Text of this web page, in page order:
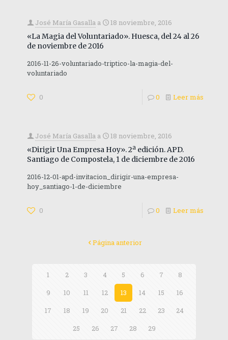
José María Gasalla a
18 noviembre, 2016
«La Magia del Voluntariado». Huesca, del 24 al 26
de noviembre de 2016
2016-11-26-voluntariado-triptico-la-magia-del-
voluntariado
0 0 Leer más
José María Gasalla a
18 noviembre, 2016
«Dirigir Una Empresa Hoy». 2ª edición. APD.
Santiago de Compostela, 1 de diciembre de 2016
2016-12-01-apd-invitacion_dirigir-una-empresa-
hoy_santiago-1-de-diciembre
0 0 Leer más
Página anterior
1 2 3 4 5 6 7
8
9
10 11 12 13 14 15
16
17
18 19 20 21 22 23
24
25
26 27 28 29